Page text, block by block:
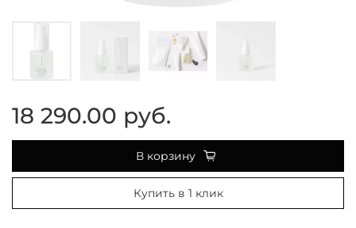
18 290.00 руб.
В корзину
Купить в 1 клик